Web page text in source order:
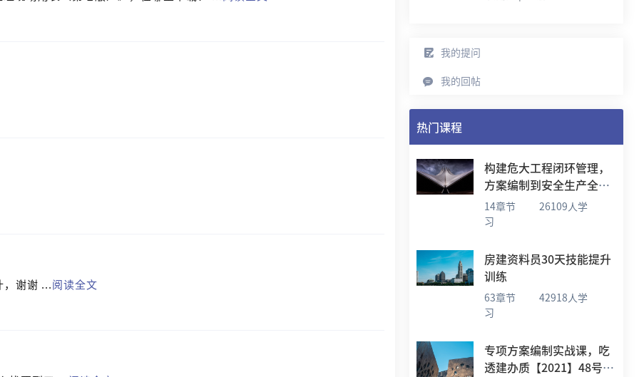
谢谢 ...阅读全文
我的提问
我的回帖
热门课程
构建危大工程闭环管理，
方案编制到安全生产全流
程实战学习
14章节
26109人学
习
房建资料员30天技能提升
训练
63章节
42918人学
习
专项方案编制实战课，吃
透建办质【2021】48号文